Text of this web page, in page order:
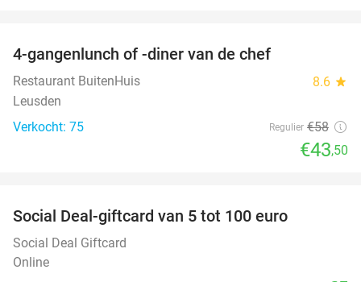
4-gangenlunch of -diner van de chef
Restaurant BuitenHuis 8.6 star
Leusden
Verkocht: 75
Regulier €58
€43,50
Social Deal-giftcard van 5 tot 100 euro
Social Deal Giftcard
Online